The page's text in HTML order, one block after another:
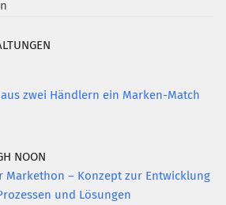
zwei Händlern ein Marken-Match
NOON
Markethon – Konzept zur Entwicklung
und Lösungen